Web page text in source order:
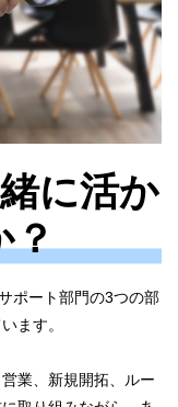
に活か
？
ポート部門の3つの部
ます。
業、新規開拓、ルー